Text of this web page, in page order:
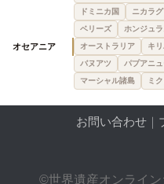
ドミニカ国
ニカラ
ベリーズ
ホンジュラ
オセアニア オーストラリア キ
バヌアツ
パプアニ
マーシャル諸島
ミ
お問い合わせ｜
©世界遺産オンライ